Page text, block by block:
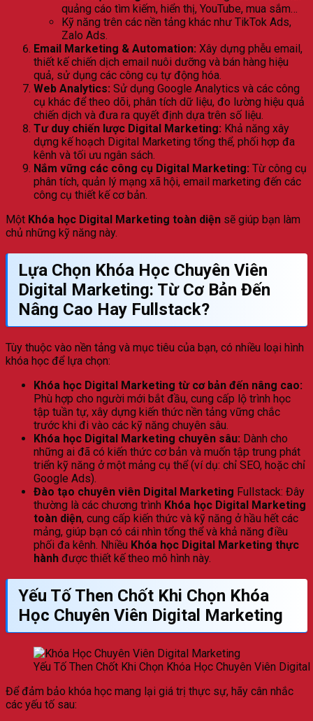
quảng cáo tìm kiếm, hiển thị, YouTube, mua sắm…
Kỹ năng trên các nền tảng khác như TikTok Ads,
Zalo Ads.
Email Marketing & Automation: Xây dựng phễu email,
thiết kế chiến dịch email nuôi dưỡng và bán hàng hiệu
quả, sử dụng các công cụ tự động hóa.
Web Analytics: Sử dụng Google Analytics và các công
cụ khác để theo dõi, phân tích dữ liệu, đo lường hiệu quả
chiến dịch và đưa ra quyết định dựa trên số liệu.
Tư duy chiến lược Digital Marketing: Khả năng xây
dựng kế hoạch Digital Marketing tổng thể, phối hợp đa
kênh và tối ưu ngân sách.
Nắm vững các công cụ Digital Marketing: Từ công cụ
phân tích, quản lý mạng xã hội, email marketing đến các
công cụ thiết kế cơ bản.
Một Khóa học Digital Marketing toàn diện sẽ giúp bạn làm
chủ những kỹ năng này.
Lựa Chọn Khóa Học Chuyên Viên
Digital Marketing: Từ Cơ Bản Đến
Nâng Cao Hay Fullstack?
Tùy thuộc vào nền tảng và mục tiêu của bạn, có nhiều loại hình
khóa học để lựa chọn:
Khóa học Digital Marketing từ cơ bản đến nâng cao:
Phù hợp cho người mới bắt đầu, cung cấp lộ trình học
tập tuần tự, xây dựng kiến thức nền tảng vững chắc
trước khi đi vào các kỹ năng chuyên sâu.
Khóa học Digital Marketing chuyên sâu: Dành cho
những ai đã có kiến thức cơ bản và muốn tập trung phát
triển kỹ năng ở một mảng cụ thể (ví dụ: chỉ SEO, hoặc chỉ
Google Ads).
Đào tạo chuyên viên Digital Marketing Fullstack: Đây
thường là các chương trình Khóa học Digital Marketing
toàn diện, cung cấp kiến thức và kỹ năng ở hầu hết các
mảng, giúp bạn có cái nhìn tổng thể và khả năng điều
phối đa kênh. Nhiều Khóa học Digital Marketing thực
hành được thiết kế theo mô hình này.
Yếu Tố Then Chốt Khi Chọn Khóa
Học Chuyên Viên Digital Marketing
Yếu Tố Then Chốt Khi Chọn Khóa Học Chuyên Viên
Để đảm bảo khóa học mang lại giá trị thực sự, hãy cân nhắc
các yếu tố sau: